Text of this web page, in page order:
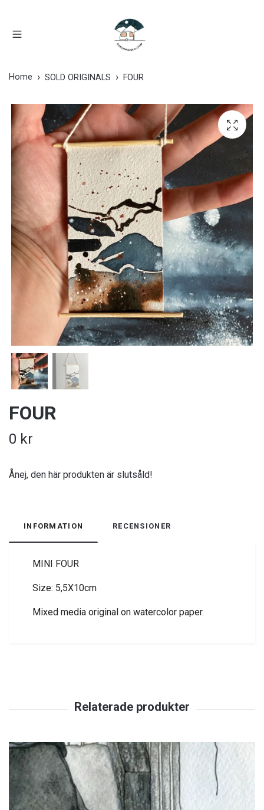
Home SOLD ORIGINALS FOUR
FOUR
0 kr
Ånej, den här produkten är slutsåld!
INFORMATION RECENSIONER
MINI FOUR
Size: 5,5X10cm
Mixed media original on watercolor paper.